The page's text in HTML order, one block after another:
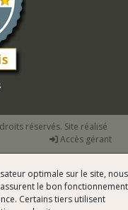
réservés. Site réalisé
Accès gérant
optimale sur le site, nous
le bon fonctionnement
Certains tiers utilisent